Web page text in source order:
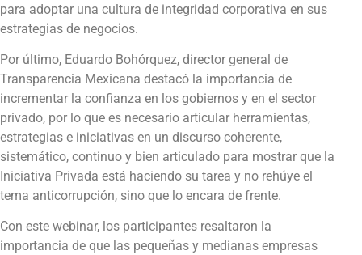
para adoptar una cultura de integridad corporativa en sus
estrategias de negocios.
Por último, Eduardo Bohórquez, director general de
Transparencia Mexicana destacó la importancia de
incrementar la confianza en los gobiernos y en el sector
privado, por lo que es necesario articular herramientas,
estrategias e iniciativas en un discurso coherente,
sistemático, continuo y bien articulado para mostrar que la
Iniciativa Privada está haciendo su tarea y no rehúye el
tema anticorrupción, sino que lo encara de frente.
Con este webinar, los participantes resaltaron la
importancia de que las pequeñas y medianas empresas